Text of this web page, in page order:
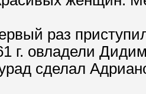
раз
г. овладели
сделал